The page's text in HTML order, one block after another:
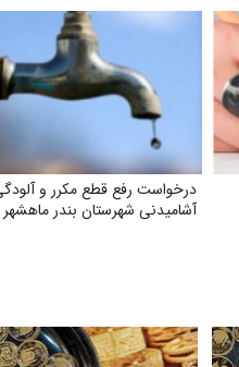
درخواست رفع قطع مکرر و
آشامیدنی شهرستان بندر ماهشهر